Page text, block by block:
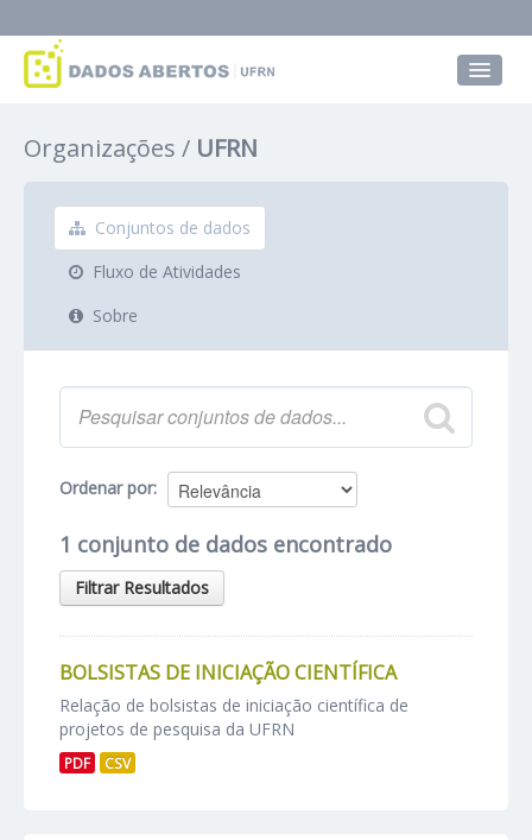
Grupos
Sobre
Organizações UFRN
Conjuntos de dados
Fluxo de Atividades
Sobre
Ordenar por
1 conjunto de dados encontrado
Filtrar Resultados
BOLSISTAS DE INICIAÇÃO CIENTÍFICA
Relação de bolsistas de iniciação científica de
projetos de pesquisa da UFRN
PDF CSV